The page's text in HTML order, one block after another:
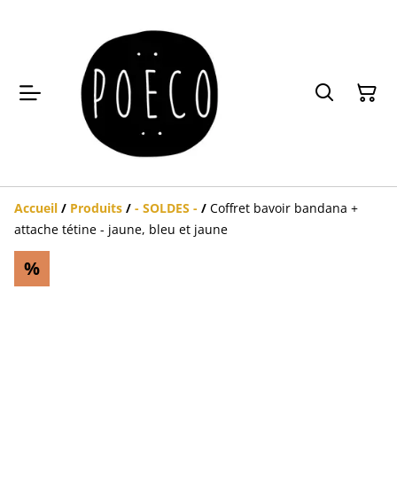
Accueil / Produits / - SOLDES - / Coffret bavoir bandana +
attache tétine - jaune, bleu et jaune
%